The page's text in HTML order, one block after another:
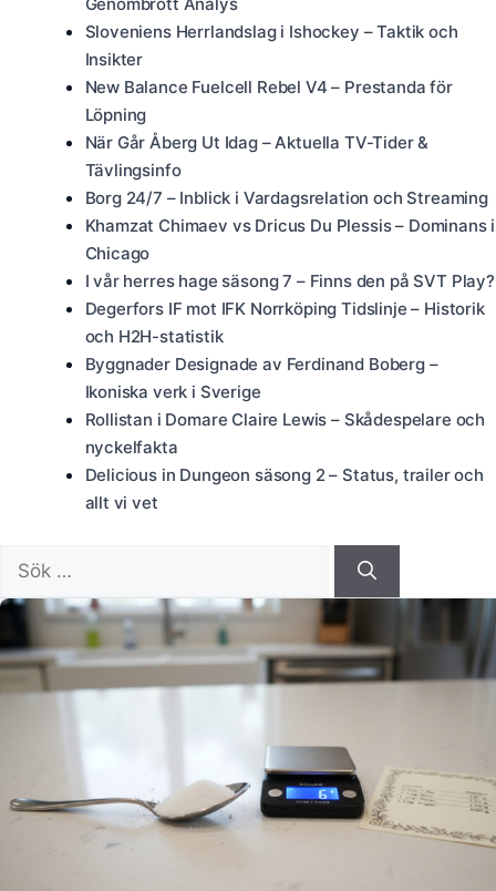
Sloveniens Herrlandslag i Ishockey – Taktik och
Insikter
New Balance Fuelcell Rebel V4 – Prestanda för
Löpning
När Går Åberg Ut Idag – Aktuella TV-Tider &
Tävlingsinfo
Borg 24/7 – Inblick i Vardagsrelation och Streaming
Khamzat Chimaev vs Dricus Du Plessis – Dominans i
Chicago
I vår herres hage säsong 7 – Finns den på SVT Play?
Degerfors IF mot IFK Norrköping Tidslinje – Historik
och H2H-statistik
Byggnader Designade av Ferdinand Boberg –
Ikoniska verk i Sverige
Rollistan i Domare Claire Lewis – Skådespelare och
nyckelfakta
Delicious in Dungeon säsong 2 – Status, trailer och
allt vi vet
efter: